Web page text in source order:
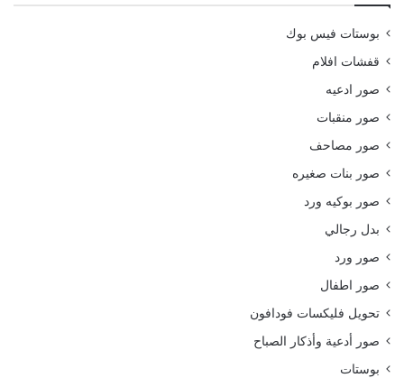
بوستات فيس بوك
قفشات افلام
صور ادعيه
صور منقبات
صور مصاحف
صور بنات صغيره
صور بوكيه ورد
بدل رجالي
صور ورد
صور اطفال
تحويل فليكسات فودافون
صور أدعية وأذكار الصباح
بوستات